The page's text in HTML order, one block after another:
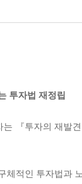
투자법 재정립
『투자의 재발
적인 투자법과